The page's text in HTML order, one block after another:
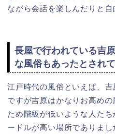
ながら会話を楽しんだりと自
長屋で行われている吉
な風俗もあったとされ
江戸時代の風俗といえば、
ですが吉原はかなりお高め
ため階級が低いような人た
ードルが高い場所でありま